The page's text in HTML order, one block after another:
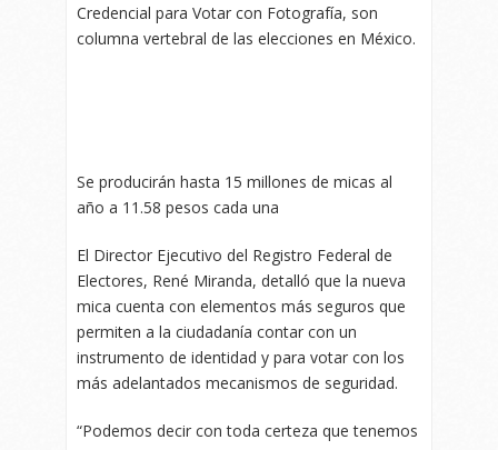
Credencial para Votar con Fotografía, son
columna vertebral de las elecciones en México.
Se producirán hasta 15 millones de micas al
año a 11.58 pesos cada una
El Director Ejecutivo del Registro Federal de
Electores, René Miranda, detalló que la nueva
mica cuenta con elementos más seguros que
permiten a la ciudadanía contar con un
instrumento de identidad y para votar con los
más adelantados mecanismos de seguridad.
“Podemos decir con toda certeza que tenemos